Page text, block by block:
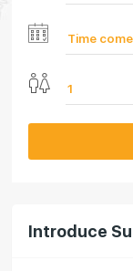
Introduce